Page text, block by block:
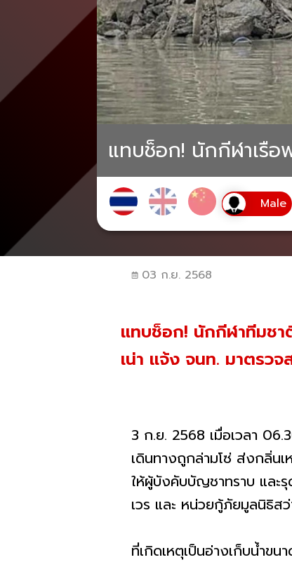
แทบช็อก! นักกีฬาเรือ
03 ก.ย. 2568
แทบช็อก! นักกีฬาทีมชา
เน่า แจ้ง จนท. มาตร
3 ก.ย. 2568 เมื่อเวลา
เดินทางถูกล่ามโซ่ ส่งกลิ่น
ให้ผู้บังคับบัญชาทราบ แล
เวร และ หน่วยกู้ภัยมูลนิธิ
ที่เกิดเหตุเป็นอ่างเก็บน้ำข